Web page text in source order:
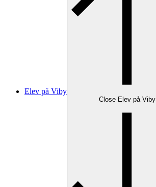
Elev på Viby
Close Elev på Viby